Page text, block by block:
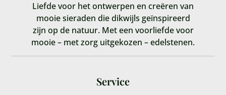
Liefde voor het ontwerpen en creëren van
mooie sieraden die dikwijls geïnspireerd
zijn op de natuur. Met een voorliefde voor
mooie – met zorg uitgekozen – edelstenen.
Service